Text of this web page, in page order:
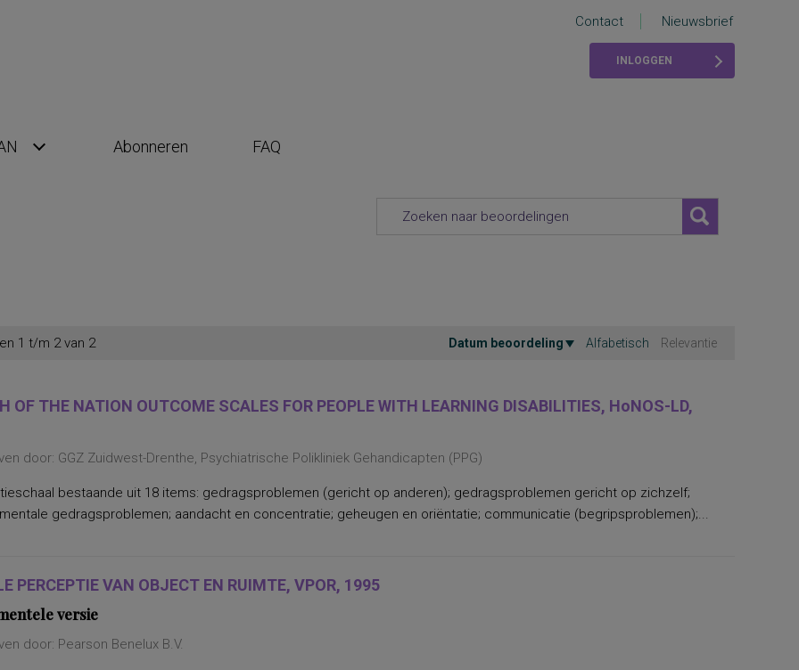
Contact Nieuwsbrief
INLOGGEN
Abonneren FAQ
1 t/m 2 van 2 Datum beoordeling Alfabetisch Relevantie
OF THE NATION OUTCOME SCALES FOR PEOPLE WITH LEARNING DISABILITIES, HoNOS-LD,
door: GGZ Zuidwest-Drenthe, Psychiatrische Polikliniek Gehandicapten (PPG)
bestaande uit 18 items: gedragsproblemen (gericht op anderen); gedragsproblemen gericht op zichzelf;
gedragsproblemen; aandacht en concentratie; geheugen en oriëntatie; communicatie (begripsproblemen);...
PERCEPTIE VAN OBJECT EN RUIMTE, VPOR, 1995
versie
door: Pearson Benelux B.V.